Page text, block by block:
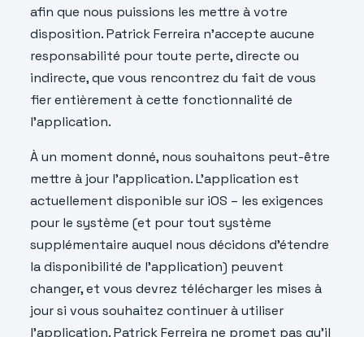
afin que nous puissions les mettre à votre
disposition. Patrick Ferreira n’accepte aucune
responsabilité pour toute perte, directe ou
indirecte, que vous rencontrez du fait de vous
fier entièrement à cette fonctionnalité de
l’application.
À un moment donné, nous souhaitons peut-être
mettre à jour l’application. L’application est
actuellement disponible sur iOS – les exigences
pour le système (et pour tout système
supplémentaire auquel nous décidons d’étendre
la disponibilité de l’application) peuvent
changer, et vous devrez télécharger les mises à
jour si vous souhaitez continuer à utiliser
l’application. Patrick Ferreira ne promet pas qu’il